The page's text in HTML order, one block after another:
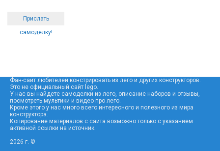
Прислать
самоделку!
Фан-сайт любителей констрировать из лего и других конструкторов.
Это не официальный сайт lego.
У нас вы найдете самоделки из лего, описание наборов и отзывы,
посмотреть мультики и видео про лего.
Кроме этого у нас много всего интересного и полезного из мира
конструктора.
Копирование материалов с сайта возможно только с указанием
активной ссылки на источник.
2026 г. ©